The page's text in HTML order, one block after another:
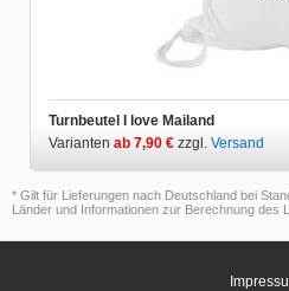
Turnbeutel I love Mailand
Varianten ab 7,90 € zzgl. Versand
* Gilt für Lieferungen nach Deutschland bei
Länder und Informationen zur Berechnung des